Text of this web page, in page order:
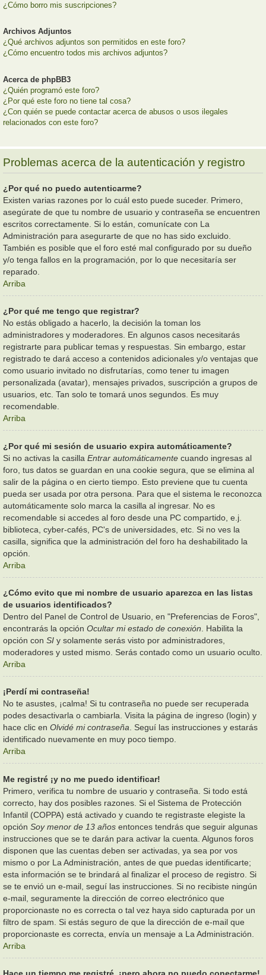
¿Cómo borro mis suscripciones?
Archivos Adjuntos
¿Qué archivos adjuntos son permitidos en este foro?
¿Cómo encuentro todos mis archivos adjuntos?
Acerca de phpBB3
¿Quién programó este foro?
¿Por qué este foro no tiene tal cosa?
¿Con quién se puede contactar acerca de abusos o usos ilegales
relacionados con este foro?
Problemas acerca de la autenticación y registro
¿Por qué no puedo autenticarme?
Existen varias razones por lo cuál esto puede suceder. Primero,
asegúrate de que tu nombre de usuario y contraseña se encuentren
escritos correctamente. Si lo están, comunícate con La
Administración para asegurarte de que no has sido excluido.
También es posible que el foro esté mal configurado por su dueño
y/o tenga fallos en la programación, por lo que necesitaría ser
reparado.
Arriba
¿Por qué me tengo que registrar?
No estás obligado a hacerlo, la decisión la toman los
administradores y moderadores. En algunos casos necesitarás
registrarte para publicar temas y respuestas. Sin embargo, estar
registrado te dará acceso a contenidos adicionales y/o ventajas que
como usuario invitado no disfrutarías, como tener tu imagen
personalizada (avatar), mensajes privados, suscripción a grupos de
usuarios, etc. Tan solo te tomará unos segundos. Es muy
recomendable.
Arriba
¿Por qué mi sesión de usuario expira automáticamente?
Si no activas la casilla Entrar automáticamente cuando ingresas al
foro, tus datos se guardan en una cookie segura, que se elimina al
salir de la página o en cierto tiempo. Esto previene que tu cuenta
pueda ser usada por otra persona. Para que el sistema le reconozca
automáticamente solo marca la casilla al ingresar. No es
recomendable si accedes al foro desde una PC compartido, e.j.
biblioteca, cyber-cafés, PC's de universidades, etc. Si no ves la
casilla, significa que la administración del foro ha deshabilitado la
opción.
Arriba
¿Cómo evito que mi nombre de usuario aparezca en las listas
de usuarios identificados?
Dentro del Panel de Control de Usuario, en "Preferencias de Foros",
encontrarás la opción Ocultar mi estado de conexión . Habilita la
opción con SI y solamente serás visto por administradores,
moderadores y usted mismo. Serás contado como un usuario oculto.
Arriba
¡Perdí mi contraseña!
No te asustes, ¡calma! Si tu contraseña no puede ser recuperada
podes desactivarla o cambiarla. Visita la página de ingreso (login) y
hace clic en Olvidé mi contraseña. Seguí las instrucciones y estarás
identificado nuevamente en muy poco tiempo.
Arriba
Me registré ¡y no me puedo identificar!
Primero, verifica tu nombre de usuario y contraseña. Si todo está
correcto, hay dos posibles razones. Si el Sistema de Protección
Infantil (COPPA) está activado y cuando te registraste elegiste la
opción Soy menor de 13 años entonces tendrás que seguir algunas
instrucciones que se te darán para activar la cuenta. Algunos foros
disponen que las cuentas deben ser activadas, ya sea por vos
mismo o por La Administración, antes de que puedas identificarte;
esta información se te brindará al finalizar el proceso de registro. Si
se te envió un e-mail, seguí las instrucciones. Si no recibiste ningún
e-mail, seguramente la dirección de correo electrónico que
proporcionaste no es correcta o tal vez haya sido capturada por un
filtro de spam. Si estás seguro de que la dirección de e-mail que
proporcionaste es correcta, envía un mensaje a La Administración.
Arriba